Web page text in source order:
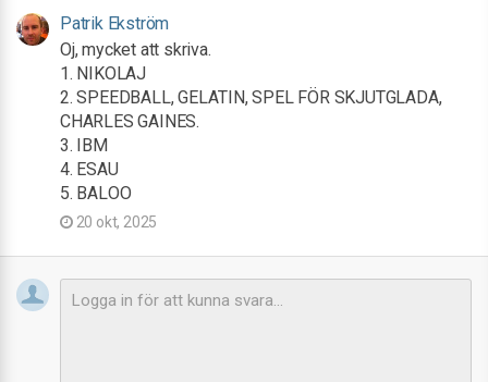
Patrik Ekström
Oj, mycket att skriva.
1. NIKOLAJ
2. SPEEDBALL, GELATIN, SPEL FÖR SKJUTGLADA,
CHARLES GAINES.
3. IBM
4. ESAU
5. BALOO
20 okt, 2025